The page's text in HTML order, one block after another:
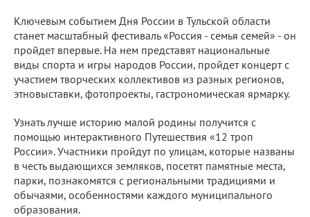
Ключевым событием Дня России в Тульской области
станет масштабный фестиваль «Россия - семья семей» - он
пройдет впервые. На нем представят национальные
виды спорта и игры народов России, пройдет концерт с
участием творческих коллективов из разных регионов,
этновыставки, фотопроекты, гастрономическая ярмарку.
Узнать лучше историю малой родины получится с
помощью интерактивного Путешествия «12 троп
России». Участники пройдут по улицам, которые названы
в честь выдающихся земляков, посетят памятные места,
парки, познакомятся с региональными традициями и
обычаями, особенностями каждого муниципального
образования.